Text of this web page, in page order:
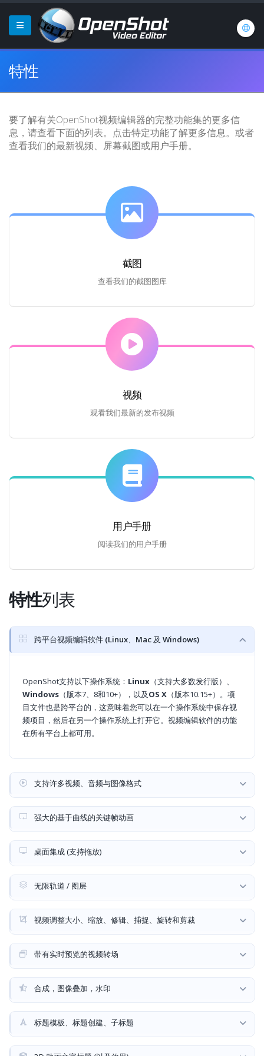
特性
要了解有关OpenShot视频编辑器的完整功能集的更多信
息，请查看下面的列表。点击特定功能了解更多信息。或者
查看我们的最新视频、屏幕截图或用户手册。
截图
查看我们的截图图库
视频
观看我们最新的发布视频
用户手册
阅读我们的用户手册
特性列表
跨平台视频编辑软件 (Linux、Mac 及 Windows)
OpenShot支持以下操作系统： Linux （支持大多数发行版）、
Windows （版本7、8和10+），以及OS X （版本10.15+）。项
目文件也是跨平台的，这意味着您可以在一个操作系统中保存视
频项目，然后在另一个操作系统上打开它。视频编辑软件的功能
在所有平台上都可用。
支持许多视频、音频与图像格式
强大的基于曲线的关键帧动画
桌面集成 (支持拖放)
无限轨道 / 图层
视频调整大小、缩放、修辑、捕捉、旋转和剪裁
带有实时预览的视频转场
合成，图像叠加，水印
标题模板、标题创建、子标题